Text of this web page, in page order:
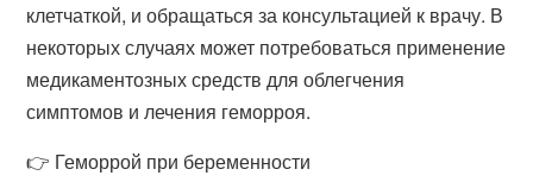
клетчаткой, и обращаться за консультацией к врачу. В
некоторых случаях может потребоваться применение
медикаментозных средств для облегчения
симптомов и лечения геморроя.
👉 Геморрой при беременности